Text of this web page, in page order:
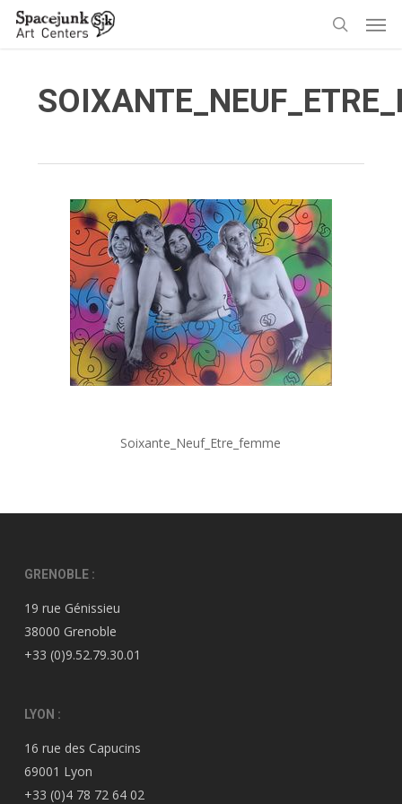
Skip
Soixante_Neuf_Etre_femme
GRENOBLE :
19 rue Génissieu
38000 Grenoble
+33 (0)9.52.79.30.01
LYON :
16 rue des Capucins
69001 Lyon
+33 (0)4 78 72 64 02